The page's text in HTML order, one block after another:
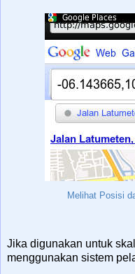
Melihat Posisi
Jika digunakan untuk
menggunakan sistem